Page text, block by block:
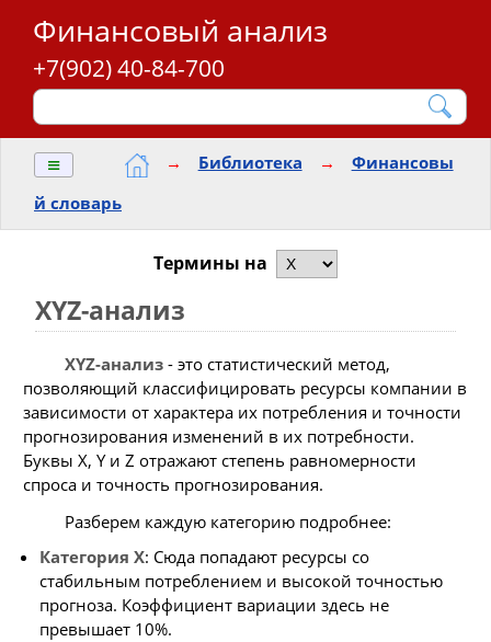
Финансовый анализ
+7(902) 40-84-700
≡ → Библиотека →
Финансовы
й словарь
Термины на
XYZ-анализ
XYZ-анализ- это статистический метод,
позволяющий классифицировать ресурсы компании в
зависимости от характера их потребления и точности
прогнозирования изменений в их потребности.
Буквы X, Y и Z отражают степень равномерности
спроса и точность прогнозирования.
Разберем каждую категорию подробнее:
Категория X: Сюда попадают ресурсы со
стабильным потреблением и высокой точностью
прогноза. Коэффициент вариации здесь не
превышает 10%.